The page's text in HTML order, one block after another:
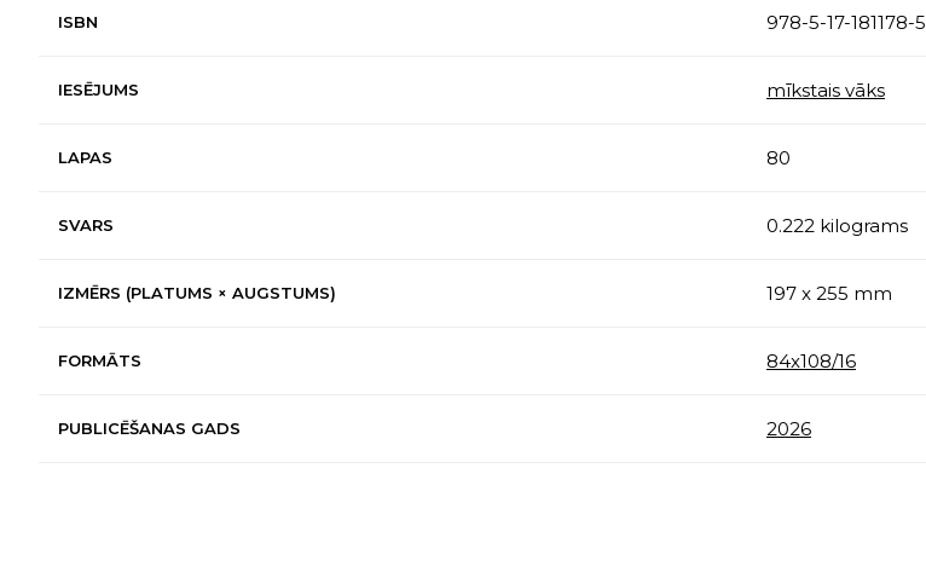
ISBN 978-5-17-181178-5
IESĒJUMS mīkstais vāks
LAPAS 80
SVARS 0.222 kilograms
IZMĒRS (PLATUMS × AUGSTUMS) 197 x 255 mm
FORMĀTS 84x108/16
PUBLICĒŠANAS GADS 2026